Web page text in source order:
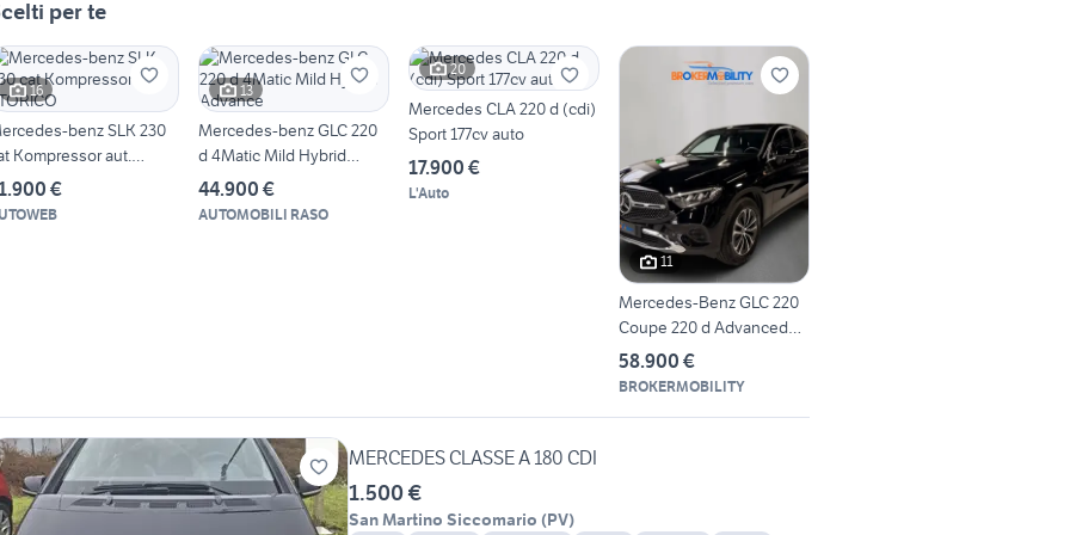
per te
16
benz SLK 230
Kompressor aut.
€
13
Mercedes-benz GLC 220
d 4Matic Mild Hybrid
Advance
44.900 €
AUTOMOBILI RASO
20
Mercedes CLA 220 d (cdi)
Sport 177cv auto
17.900 €
L'Auto
11
Mercedes-Benz GLC 220
Coupe 220 d Advanced
Plus 4m
58.900 €
BROKERMOBILITY
MERCEDES CLASSE A 180 CDI
1.500 €
San Martino Siccomario (PV)